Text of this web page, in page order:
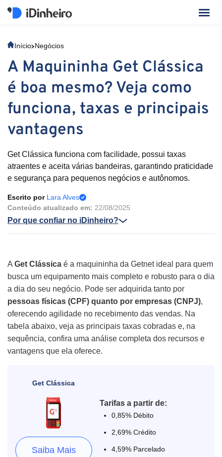
Início Negócios
A Maquininha Get Clássica
é boa mesmo? Veja como
funciona, taxas e principais
vantagens
Get Clássica funciona com facilidade, possui taxas
atraentes e aceita várias bandeiras, garantindo praticidade
e segurança para pequenos negócios e autônomos.
Escrito por Lara Alves
Conteúdo atualizado em: 22/08/2025
Por que confiar no iDinheiro?
A Get Clássica é a maquininha da Getnet ideal para quem
busca um equipamento mais completo e robusto para o dia
a dia do seu negócio. Pode ser adquirida tanto por
pessoas físicas (CPF) quanto por empresas (CNPJ),
oferecendo agilidade no recebimento das vendas. Na
tabela abaixo, veja as principais taxas cobradas e, na
sequência, confira uma análise completa dos recursos e
vantagens que ela oferece.
Get Clássica
Saiba Mais
Tarifas a partir de:
0,85% Débito
2,69% Crédito
4,59% Parcelado